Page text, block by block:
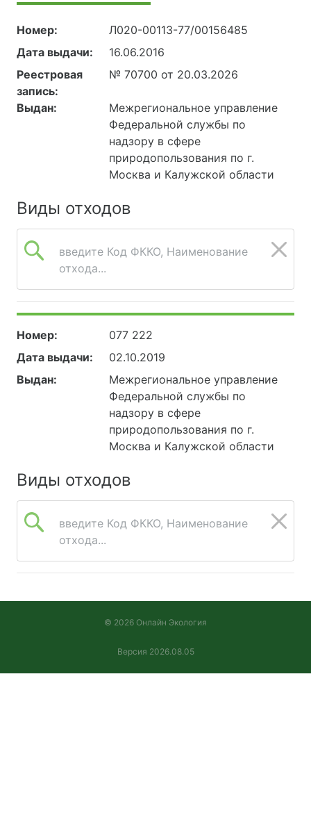
Номер:
Л020-00113-77/00156485
Дата выдачи:
16.06.2016
Реестровая
запись:
№ 70700 от 20.03.2026
Выдан:
Межрегиональное управление
Федеральной службы по
надзору в сфере
природопользования по г.
Москва и Калужской области
Виды отходов
введите Код ФККО, Наименование
отхода...
Номер:
077 222
Дата выдачи:
02.10.2019
Выдан:
Межрегиональное управление
Федеральной службы по
надзору в сфере
природопользования по г.
Москва и Калужской области
Виды отходов
введите Код ФККО, Наименование
отхода...
© 2026 Онлайн Экология
Версия 2026.08.05